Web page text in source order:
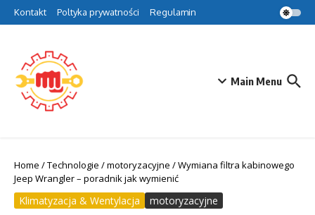
Przejdź do treści
Kontakt Poltyka prywatności Regulamin
Main Menu
Home /Technologie /motoryzacyjne /Wymiana filtra kabinowego
Jeep Wrangler – poradnik jak wymienić
Klimatyzacja & Wentylacja motoryzacyjne